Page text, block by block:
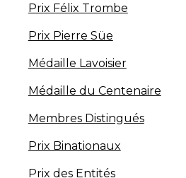
Prix Félix Trombe
Prix Pierre Süe
Médaille Lavoisier
Médaille du Centenaire
Membres Distingués
Prix Binationaux
Prix des Entités